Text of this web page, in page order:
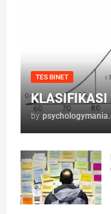
TES BINET
KLASIFIKASI
by